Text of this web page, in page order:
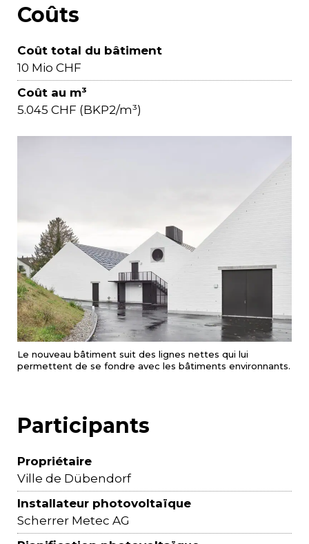
Coûts
Coût total du bâtiment
10 Mio CHF
Coût au m³
5.045 CHF (BKP2/m³)
Le nouveau bâtiment suit des lignes nettes qui lui
permettent de se fondre avec les bâtiments environnants.
Participants
Propriétaire
Ville de Dübendorf
Installateur photovoltaïque
Scherrer Metec AG